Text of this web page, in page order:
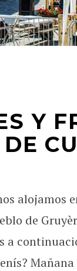
Y
alojamos
de
a
Mañana